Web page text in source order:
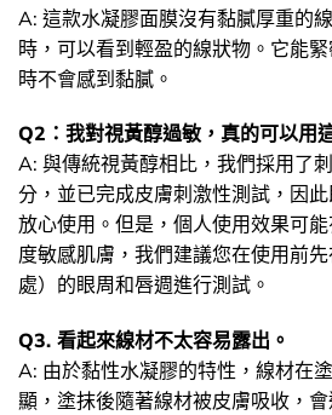
A: 這款水凝膠面膜沒有黏膩厚重的
時，可以看到輕盈的線狀物。它能
時不會感到黏膩。
Q2：我對視黃醇過敏，真的可以用
A: 與傳統視黃醇相比，我們採用了
分，並已完成皮膚刺激性測試，因
放心使用。但是，個人使用效果可
度敏感肌膚，我們建議您在使用前
處）的眼周和唇週進行測試。
Q3. 看起來線材不太容易露出。
A: 由於黏性水凝膠的特性，線材在
顯，塗抹後隨著線材被皮膚吸收，